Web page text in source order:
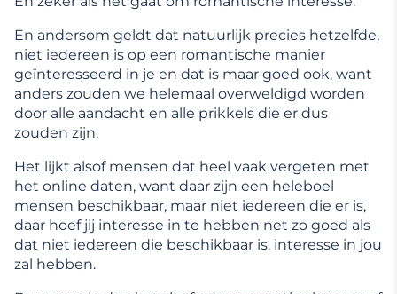
En andersom geldt dat natuurlijk precies hetzelfde,
niet iedereen is op een romantische manier
geïnteresseerd in je en dat is maar goed ook, want
anders zouden we helemaal overweldigd worden
door alle aandacht en alle prikkels die er dus
zouden zijn.
Het lijkt alsof mensen dat heel vaak vergeten met
het online daten, want daar zijn een heleboel
mensen beschikbaar, maar niet iedereen die er is,
daar hoef jij interesse in te hebben net zo goed als
dat niet iedereen die beschikbaar is. interesse in jou
zal hebben.